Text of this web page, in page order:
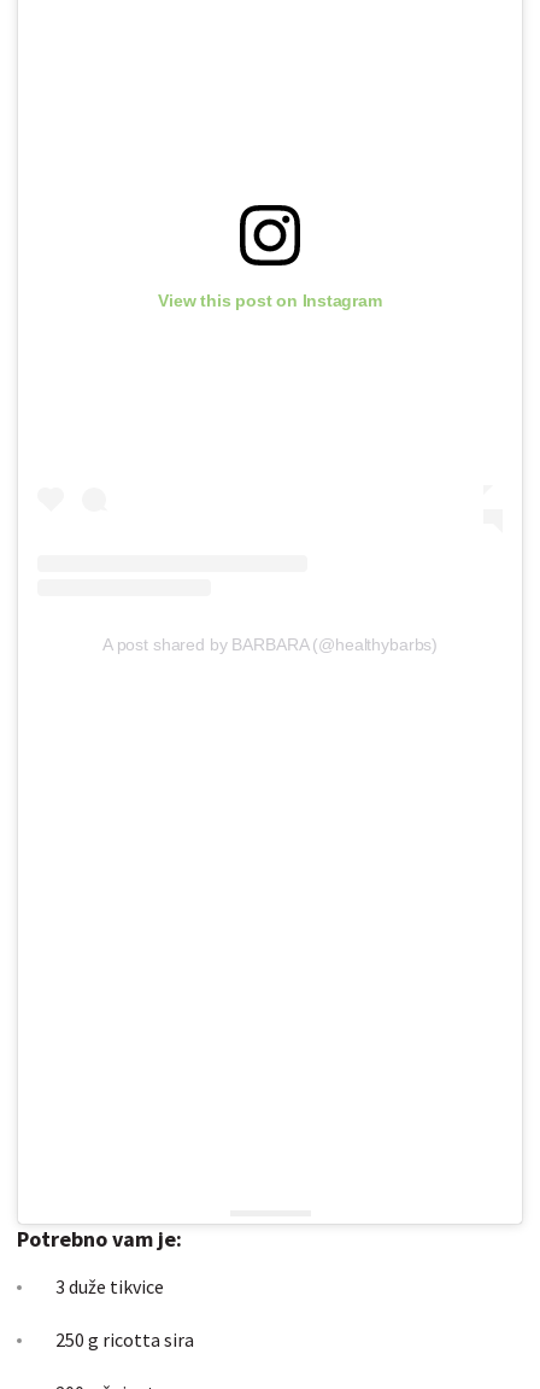
View this post on Instagram
A post shared by BARBARA (@healthybarbs)
Potrebno vam je:
3 duže tikvice
250 g ricotta sira